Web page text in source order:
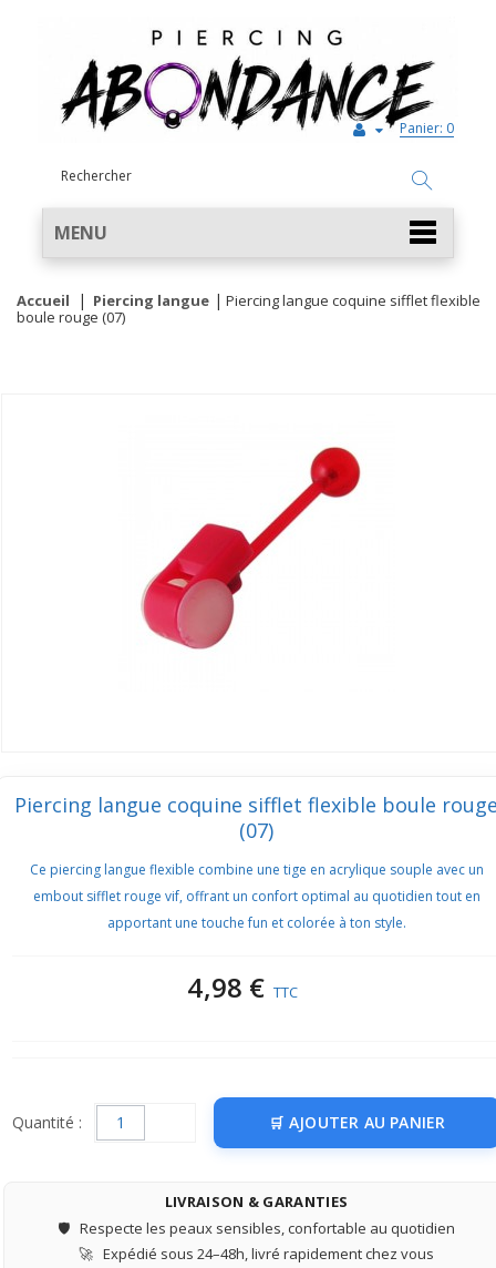
Panier: 0
MENU
Accueil Piercing langue
Piercing langue coquine sifflet flexible
boule rouge (07)
Piercing langue coquine sifflet flexible boule
(07)
Ce piercing langue flexible combine une tige en acrylique souple avec un
embout sifflet rouge vif, offrant un confort optimal au quotidien tout en
apportant une touche fun et colorée à ton style.
4,98 € TTC
Quantité : AJOUTER AU PANIER
LIVRAISON & GARANTIES
🛡️ Respecte les peaux sensibles, confortable au quotidien
🚀 Expédié sous 24–48h, livré rapidement chez vous